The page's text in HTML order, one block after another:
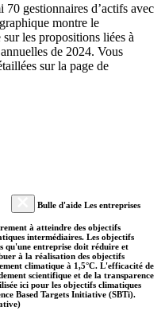
70 gestionnaires d’actifs avec
montre le
les propositions liées à
de 2024. Vous
sur la page de
Bulle d'aide Les entreprises
à atteindre des objectifs
intermédiaires. Les objectifs
qu'une entreprise doit réduire et
à la réalisation des objectifs
climatique à 1,5°C. L'efficacité de
scientifique et de la transparence
ici pour les objectifs climatiques
Based Targets Initiative (SBTi).